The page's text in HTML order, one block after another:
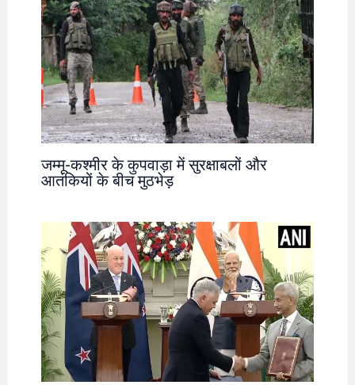
जम्मू-कश्मीर के कुपवाड़ा में सुरक्षाबलों और
आतंकियों के बीच मुठभेड़